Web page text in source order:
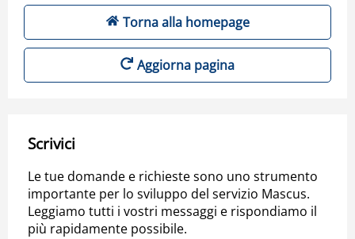
Torna alla homepage
Aggiorna pagina
Scrivici
Le tue domande e richieste sono uno strumento
importante per lo sviluppo del servizio Mascus.
Leggiamo tutti i vostri messaggi e rispondiamo il
più rapidamente possibile.